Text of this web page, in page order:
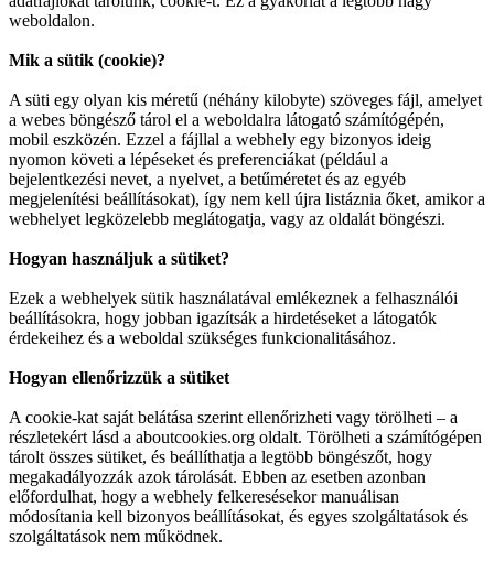
weboldalon.
Mik a sütik (cookie)?
A süti egy olyan kis méretű (néhány kilobyte) szöveges fájl, amelyet
a webes böngésző tárol el a weboldalra látogató számítógépén,
mobil eszközén. Ezzel a fájllal a webhely egy bizonyos ideig
nyomon követi a lépéseket és preferenciákat (például a
bejelentkezési nevet, a nyelvet, a betűméretet és az egyéb
megjelenítési beállításokat), így nem kell újra listáznia őket, amikor a
webhelyet legközelebb meglátogatja, vagy az oldalát böngészi.
Hogyan használjuk a sütiket?
Ezek a webhelyek sütik használatával emlékeznek a felhasználói
beállításokra, hogy jobban igazítsák a hirdetéseket a látogatók
érdekeihez és a weboldal szükséges funkcionalitásához.
Hogyan ellenőrizzük a sütiket
A cookie-kat saját belátása szerint ellenőrizheti vagy törölheti – a
részletekért lásd a aboutcookies.org oldalt. Törölheti a számítógépen
tárolt összes sütiket, és beállíthatja a legtöbb böngészőt, hogy
megakadályozzák azok tárolását. Ebben az esetben azonban
előfordulhat, hogy a webhely felkeresésekor manuálisan
módosítania kell bizonyos beállításokat, és egyes szolgáltatások és
szolgáltatások nem működnek.